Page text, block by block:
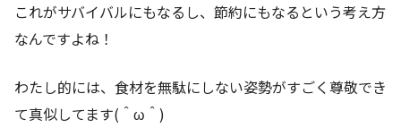
これがサバイバルにもなるし、節約にもなるという考え方
なんですよね！
わたし的には、食材を無駄にしない姿勢がすごく尊敬でき
て真似してます(＾ω＾)